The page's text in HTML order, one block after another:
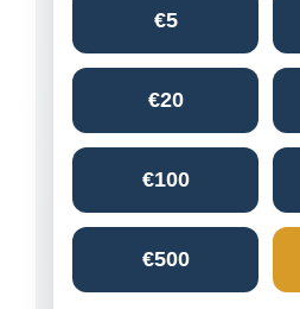
€5
€20
€100
€500